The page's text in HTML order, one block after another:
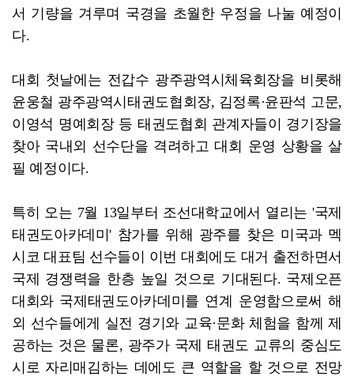
서 기량을 겨루며 국경을 초월한 우정을 나눌 예정이
다.
대회 첫날에는 전갑수 광주광역시체육회장을 비롯해
윤웅철 광주광역시태권도협회장, 김정록·윤판석 고문,
이영석 명예회장 등 태권도협회 관계자들이 경기장을
찾아 국내외 선수단을 격려하고 대회 운영 상황을 살
필 예정이다.
특히 오는 7월 13일부터 조선대학교에서 열리는 '국제
태권도아카데미' 참가를 위해 광주를 찾은 미국과 멕
시코 대표팀 선수들이 이번 대회에도 대거 출전하면서
국제 경쟁력을 한층 높일 것으로 기대된다. 국제오픈
대회와 국제태권도아카데미를 연계 운영함으로써 해
외 선수들에게 실전 경기와 교육·문화 체험을 함께 제
공하는 것은 물론, 광주가 국제 태권도 교류의 중심도
시로 자리매김하는 데에도 큰 역할을 할 것으로 전망